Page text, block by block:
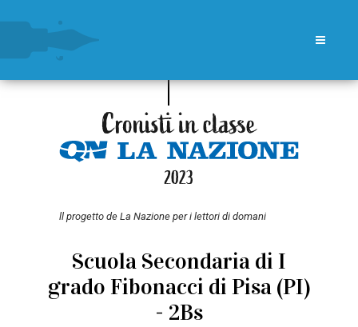
ll progetto de La Nazione per i lettori di domani
Scuola Secondaria di I
grado Fibonacci di Pisa (PI)
- 2Bs